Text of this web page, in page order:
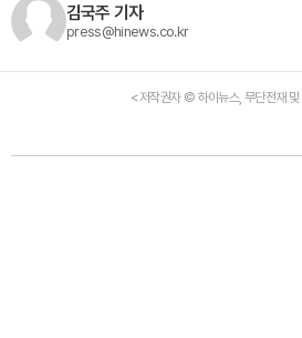
김국주 기자
press@hinews.co.kr
<저작권자 © 하이뉴스, 무단전재 및